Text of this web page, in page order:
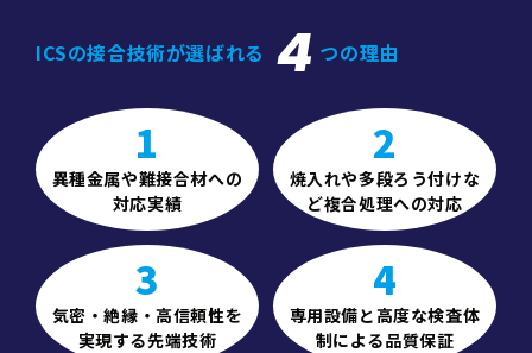
ICSの接合技術が選ばれる 4 つの理由
1
異種金属や難接合材への
対応実績
2
焼入れや多段ろう付けな
ど複合処理への対応
3
気密・絶縁・高信頼性を
実現する先端技術
4
専用設備と高度な検査体
制による品質保証